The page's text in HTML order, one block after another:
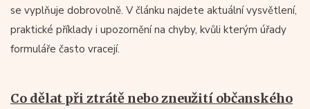
se vyplňuje dobrovolně. V článku najdete aktuální vysvětlení,
praktické příklady i upozornění na chyby, kvůli kterým úřady
formuláře často vracejí.
Co dělat při ztrátě nebo zneužití občanského